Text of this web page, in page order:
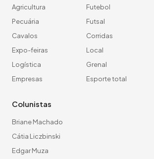
Agricultura
Pecuária
Cavalos
Expo-feiras
Logística
Empresas
Futebol
Futsal
Corridas
Local
Grenal
Esporte total
Colunistas
Briane Machado
Cátia Liczbinski
Edgar Muza